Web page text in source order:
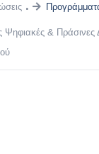
Ψηφιακές & Πράσινες